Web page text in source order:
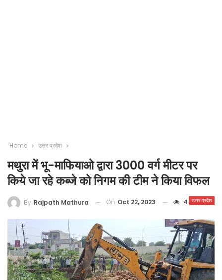
Home उत्तर प्रदेश
मथुरा में भू-माफियाओ द्वारा 3000 वर्ग मीटर पर
किये जा रहे कब्जे को निगम की टीम ने किया विफल
उत्तर प्रदेश
By Rajpath Mathura On Oct 22, 2023 4